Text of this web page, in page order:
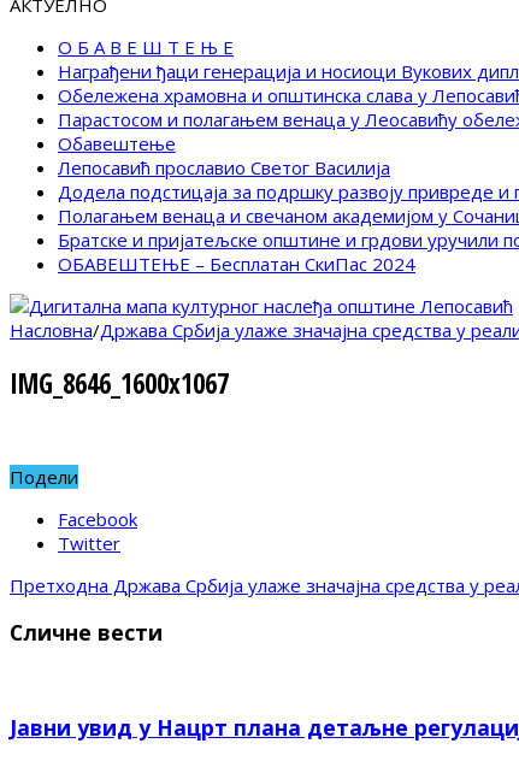
АКТУЕЛНО
О Б А В Е Ш Т Е Њ Е
Награђени ђаци генерација и носиоци Вукових
Обележена храмовна и општинска слава у
Парастосом и полагањем венаца у Леосавићу
Обавештење
Лепосавић прославио Светог Василија
Додела подстицаја за подршку развоју привреде
Полагањем венаца и свечаном академијом у
Братске и пријатељске општине и грдови уручили
ОБАВЕШТЕЊЕ – Бесплатан СкиПас 2024
Насловна/Држава Србија улаже значајна средства у
IMG_8646_1600x1067
Подели
Facebook
Twitter
Претходна Држава Србија улаже значајна средства у
Сличне вести
Јавни увид у Нацрт плана детаљне